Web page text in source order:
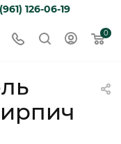
126-06-19
0